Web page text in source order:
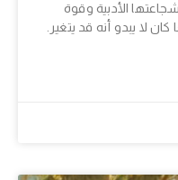
الأدبية وقوة
كان لا يبدو أنه قد يتغير.